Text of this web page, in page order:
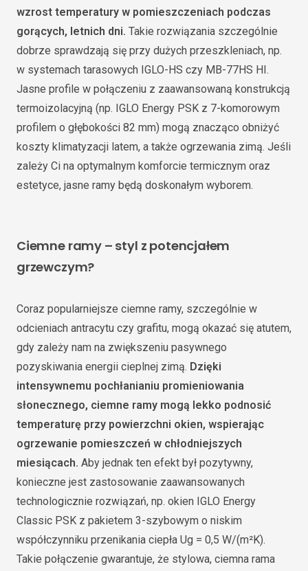
wzrost temperatury w pomieszczeniach podczas
gorących, letnich dni. Takie rozwiązania szczególnie
dobrze sprawdzają się przy dużych przeszkleniach, np.
w systemach tarasowych IGLO-HS czy MB-77HS HI.
Jasne profile w połączeniu z zaawansowaną konstrukcją
termoizolacyjną (np. IGLO Energy PSK z 7-komorowym
profilem o głębokości 82 mm) mogą znacząco obniżyć
koszty klimatyzacji latem, a także ogrzewania zimą. Jeśli
zależy Ci na optymalnym komforcie termicznym oraz
estetyce, jasne ramy będą doskonałym wyborem.
Ciemne ramy – styl z potencjałem
grzewczym?
Coraz popularniejsze ciemne ramy, szczególnie w
odcieniach antracytu czy grafitu, mogą okazać się atutem,
gdy zależy nam na zwiększeniu pasywnego
pozyskiwania energii cieplnej zimą. Dzięki
intensywnemu pochłanianiu promieniowania
słonecznego, ciemne ramy mogą lekko podnosić
temperaturę przy powierzchni okien, wspierając
ogrzewanie pomieszczeń w chłodniejszych
miesiącach. Aby jednak ten efekt był pozytywny,
konieczne jest zastosowanie zaawansowanych
technologicznie rozwiązań, np. okien IGLO Energy
Classic PSK z pakietem 3-szybowym o niskim
współczynniku przenikania ciepła Ug = 0,5 W/(m²K).
Takie połączenie gwarantuje, że stylowa, ciemna rama